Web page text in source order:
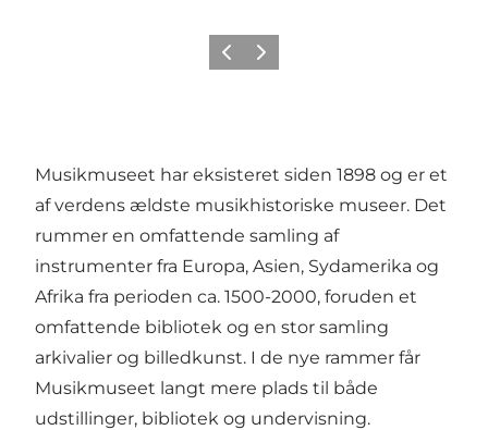
ForrigeNæste
Musikmuseet har eksisteret siden 1898 og er et
af verdens ældste musikhistoriske museer. Det
rummer en omfattende samling af
instrumenter fra Europa, Asien, Sydamerika og
Afrika fra perioden ca. 1500-2000, foruden et
omfattende bibliotek og en stor samling
arkivalier og billedkunst. I de nye rammer får
Musikmuseet langt mere plads til både
udstillinger, bibliotek og undervisning.